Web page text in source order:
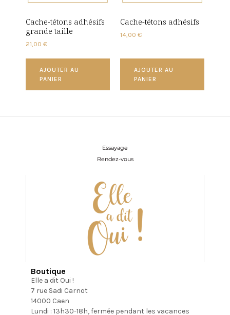
Cache-tétons adhésifs
grande taille
21,00 €
AJOUTER AU
PANIER
Cache-tétons adhésifs
14,00 €
AJOUTER AU
PANIER
Essayage
Rendez-vous
Boutique
Elle a dit Oui !
7 rue Sadi Carnot
14000 Caen
Lundi : 13h30-18h, fermée pendant les vacances